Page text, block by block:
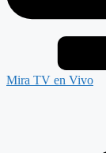
Mira TV en Vivo